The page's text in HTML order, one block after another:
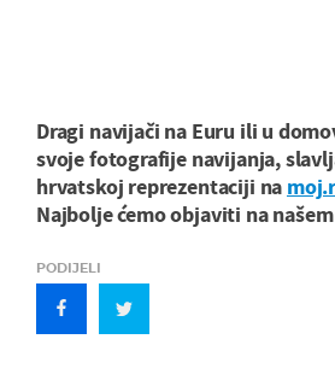
Dragi navijači na Euru ili u
svoje fotografije navijanja,
hrvatskoj reprezentaciji na
Najbolje ćemo objaviti na
PODIJELI